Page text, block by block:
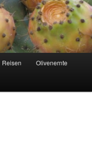
Reisen Olivenernte